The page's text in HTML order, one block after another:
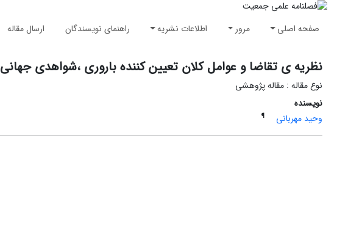
صفحه اصلی مرور اطلاعات نشریه راهنمای نویسندگان ارسال مقاله
نظریه ی تقاضا و عوامل کلان تعیین کننده باروری ،شواهدی جهانی
نوع مقاله : مقاله پژوهشی
نویسنده
وحید مهربانی
¶